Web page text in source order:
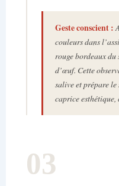
Geste conscient :
couleurs dans
rouge bordeaux
d’œuf. Cette
salive et prépare le
caprice esthétique,
03